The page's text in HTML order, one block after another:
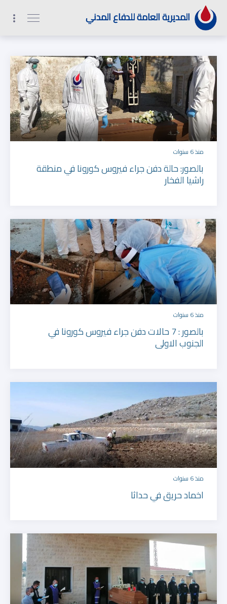
المديرية العامة للدفاع المدني
0
1
منذ 6 سنوات
بالصور: حالة دفن جراء فيروس كورونا في منطقة
راشيا الفخار
منذ 6 سنوات
بالصور : 7 حالات دفن جراء فيروس كورونا في
الجنوب الاولى
منذ 6 سنوات
اخماد حريق في حداثا